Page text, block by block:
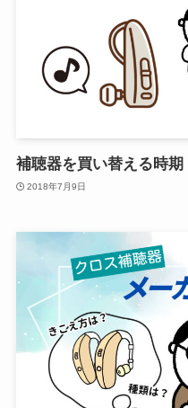
補聴器を買い替える時期
2018年7月9日